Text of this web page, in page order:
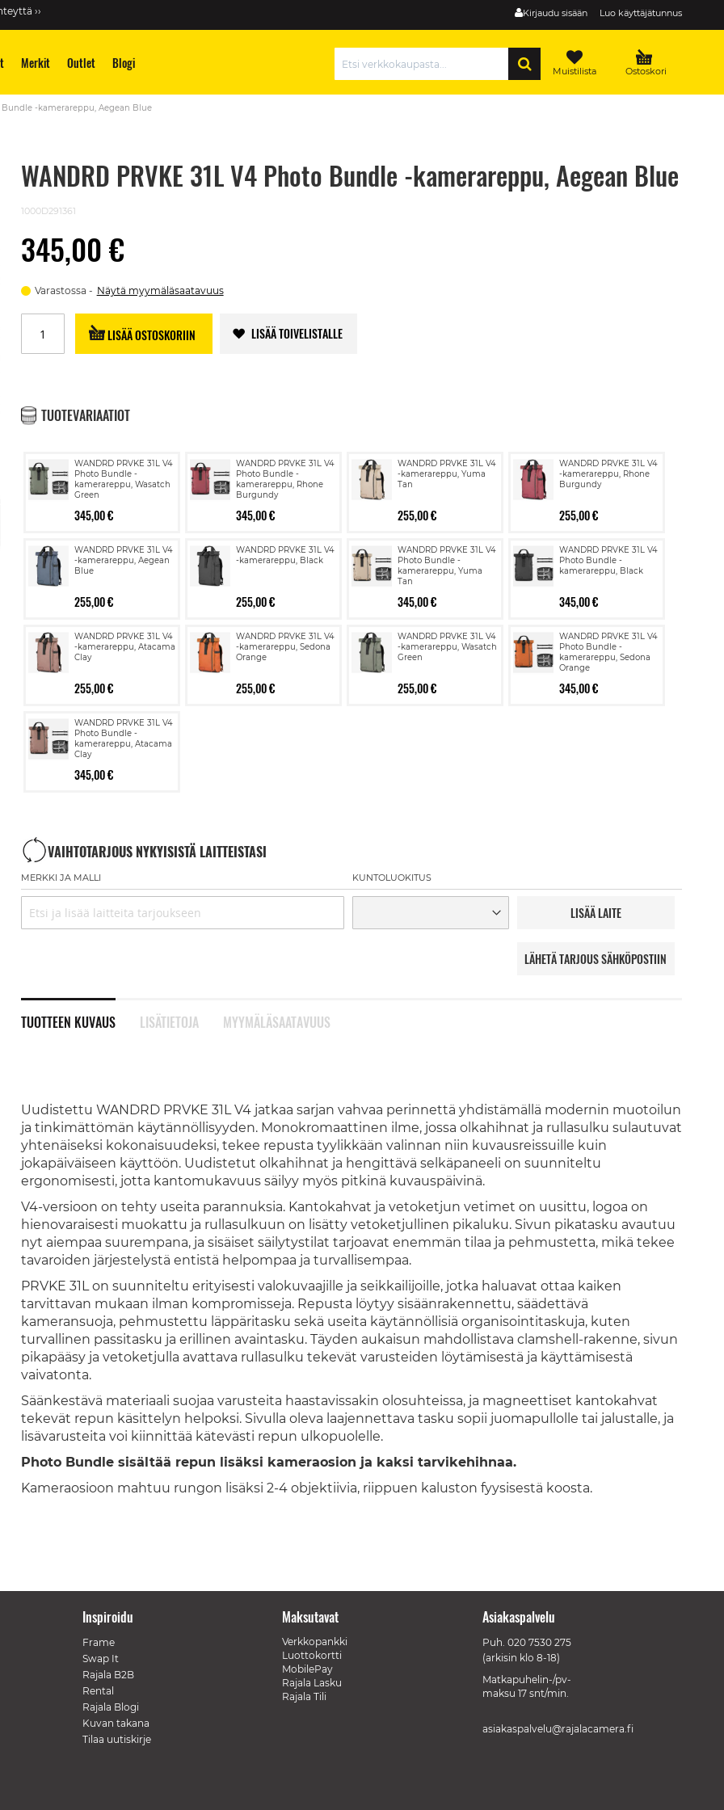
Kirjaudu sisään Luo käyttäjätunnus
››
Merkit Outlet Blogi Ostoskori
Muistilista
Bundle -kamerareppu, Aegean Blue
WANDRD PRVKE 31L V4 Photo Bundle -kamerareppu, Aegean Blue
1000D291361
345,00 €
Varastossa Näytä myymäläsaatavuus
LISÄÄ OSTOSKORIIN LISÄÄ TOIVELISTALLE
TUOTEVARIAATIOT
WANDRD PRVKE 31L V4
Photo Bundle -
kamerareppu, Wasatch
Green
345,00 €
WANDRD PRVKE 31L V4
Photo Bundle -
kamerareppu, Rhone
Burgundy
345,00 €
WANDRD PRVKE 31L V4
-kamerareppu, Yuma
Tan
255,00 €
WANDRD PRVKE 31L V4
-kamerareppu, Rhone
Burgundy
255,00 €
WANDRD PRVKE 31L V4
-kamerareppu, Aegean
Blue
255,00 €
WANDRD PRVKE 31L V4
-kamerareppu, Black
255,00 €
WANDRD PRVKE 31L V4
Photo Bundle -
kamerareppu, Yuma
Tan
345,00 €
WANDRD PRVKE 31L V4
Photo Bundle -
kamerareppu, Black
345,00 €
WANDRD PRVKE 31L V4
-kamerareppu, Atacama
Clay
255,00 €
WANDRD PRVKE 31L V4
-kamerareppu, Sedona
Orange
255,00 €
WANDRD PRVKE 31L V4
-kamerareppu, Wasatch
Green
255,00 €
WANDRD PRVKE 31L V4
Photo Bundle -
kamerareppu, Sedona
Orange
345,00 €
WANDRD PRVKE 31L V4
Photo Bundle -
kamerareppu, Atacama
Clay
345,00 €
VAIHTOTARJOUS NYKYISISTÄ LAITTEISTASI
MERKKI JA MALLI KUNTOLUOKITUS
LISÄÄ LAITE
LÄHETÄ TARJOUS SÄHKÖPOSTIIN
TUOTTEEN KUVAUS
Uudistettu WANDRD PRVKE 31L V4 jatkaa sarjan vahvaa perinnettä yhdistämällä modernin muotoilun
ja tinkimättömän käytännöllisyyden. Monokromaattinen ilme, jossa olkahihnat ja rullasulku sulautuvat
yhtenäiseksi kokonaisuudeksi, tekee repusta tyylikkään valinnan niin kuvausreissuille kuin
jokapäiväiseen käyttöön. Uudistetut olkahihnat ja hengittävä selkäpaneeli on suunniteltu
ergonomisesti, jotta kantomukavuus säilyy myös pitkinä kuvauspäivinä.
V4-versioon on tehty useita parannuksia. Kantokahvat ja vetoketjun vetimet on uusittu, logoa on
hienovaraisesti muokattu ja rullasulkuun on lisätty vetoketjullinen pikaluku. Sivun pikatasku avautuu
nyt aiempaa suurempana, ja sisäiset säilytystilat tarjoavat enemmän tilaa ja pehmustetta, mikä tekee
tavaroiden järjestelystä entistä helpompaa ja turvallisempaa.
PRVKE 31L on suunniteltu erityisesti valokuvaajille ja seikkailijoille, jotka haluavat ottaa kaiken
tarvittavan mukaan ilman kompromisseja. Repusta löytyy sisäänrakennettu, säädettävä
kameransuoja, pehmustettu läppäritasku sekä useita käytännöllisiä organisointitaskuja, kuten
turvallinen passitasku ja erillinen avaintasku. Täyden aukaisun mahdollistava clamshell-rakenne, sivun
pikapääsy ja vetoketjulla avattava rullasulku tekevät varusteiden löytämisestä ja käyttämisestä
vaivatonta.
Säänkestävä materiaali suojaa varusteita haastavissakin olosuhteissa, ja magneettiset kantokahvat
tekevät repun käsittelyn helpoksi. Sivulla oleva laajennettava tasku sopii juomapullolle tai jalustalle, ja
lisävarusteita voi kiinnittää kätevästi repun ulkopuolelle.
Photo Bundle sisältää repun lisäksi kameraosion ja kaksi tarvikehihnaa.
Kameraosioon mahtuu rungon lisäksi 2-4 objektiivia, riippuen kaluston fyysisestä koosta.
LISÄTIETOJA MYYMÄLÄSAATAVUUS
Inspiroidu
Frame
Swap It
Rajala B2B
Rental
Rajala Blogi
Kuvan takana
Tilaa uutiskirje
Maksutavat
Verkkopankki
Luottokortti
MobilePay
Rajala Lasku
Rajala Tili
Asiakaspalvelu
Puh. 020 7530 275
(arkisin klo 8-18)
Matkapuhelin-/pv-
maksu 17 snt/min.
asiakaspalvelu@rajalacamera.fi